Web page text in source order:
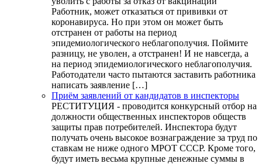
Работник, может отказаться от прививки от
коронавируса. Но при этом он может быть
отстранен от работы на период
эпидемиологического неблагополучия. Поймите
разницу, не уволен, а отстранен! И не навсегда, а
на период эпидемиологического неблагополучия.
Работодатели часто пытаются заставить работника
написать заявление […]
Приём заявлений от кандидатов в инспекторы
РЕСТИТУЦИЯ - проводится конкурсный отбор на
должности общественных инспекторов обществ
защиты прав потребителей. Инспектора будут
получать очень высокое вознаграждение за труд по
ставкам не ниже одного МРОТ СССР. Кроме того,
будут иметь весьма крупные денежные суммы в